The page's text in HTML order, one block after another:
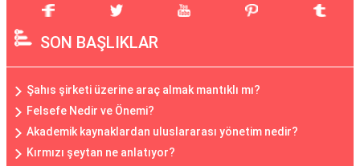
SON BAŞLIKLAR
Şahıs şirketi üzerine araç almak mantıklı mı?
Felsefe Nedir ve Önemi?
Akademik kaynaklardan uluslararası yönetim nedir?
Kırmızı şeytan ne anlatıyor?